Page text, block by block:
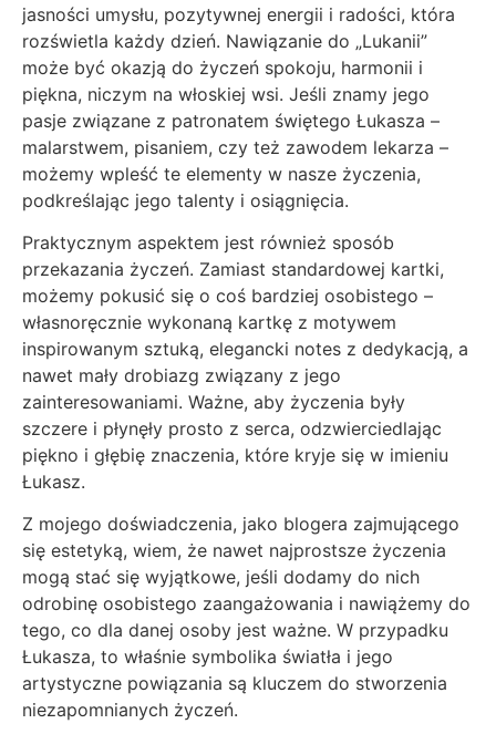
jasności umysłu, pozytywnej energii i radości, która
rozświetla każdy dzień. Nawiązanie do „Lukanii”
może być okazją do życzeń spokoju, harmonii i
piękna, niczym na włoskiej wsi. Jeśli znamy jego
pasje związane z patronatem świętego Łukasza –
malarstwem, pisaniem, czy też zawodem lekarza –
możemy wpleść te elementy w nasze życzenia,
podkreślając jego talenty i osiągnięcia.
Praktycznym aspektem jest również sposób
przekazania życzeń. Zamiast standardowej kartki,
możemy pokusić się o coś bardziej osobistego –
własnoręcznie wykonaną kartkę z motywem
inspirowanym sztuką, elegancki notes z dedykacją, a
nawet mały drobiazg związany z jego
zainteresowaniami. Ważne, aby życzenia były
szczere i płynęły prosto z serca, odzwierciedlając
piękno i głębię znaczenia, które kryje się w imieniu
Łukasz.
Z mojego doświadczenia, jako blogera zajmującego
się estetyką, wiem, że nawet najprostsze życzenia
mogą stać się wyjątkowe, jeśli dodamy do nich
odrobinę osobistego zaangażowania i nawiążemy do
tego, co dla danej osoby jest ważne. W przypadku
Łukasza, to właśnie symbolika światła i jego
artystyczne powiązania są kluczem do stworzenia
niezapomnianych życzeń.